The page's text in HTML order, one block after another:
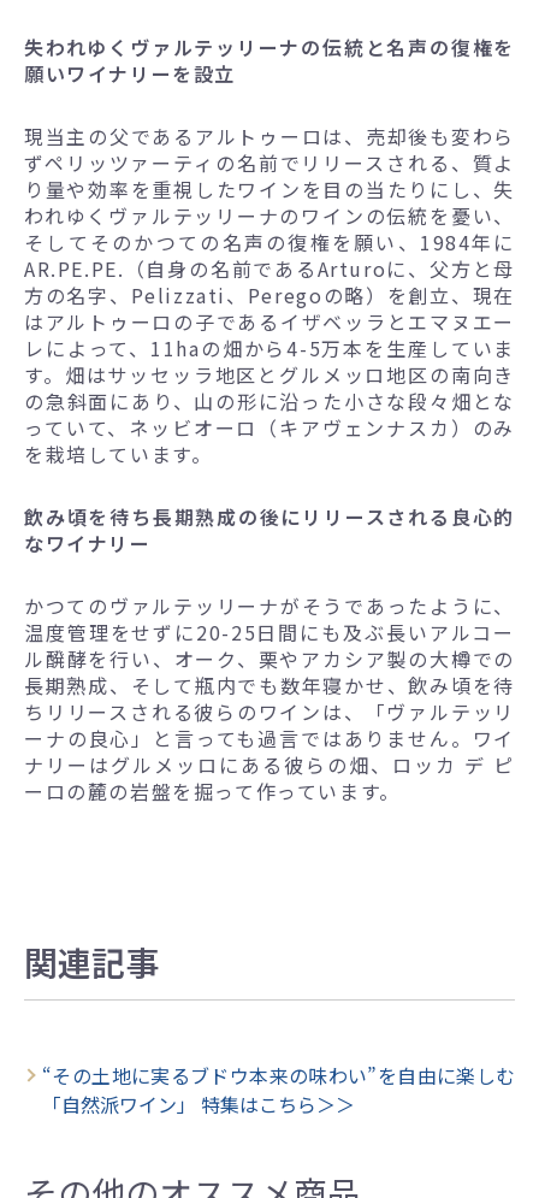
失われゆくヴァルテッリーナの伝統と名声の復権を
願いワイナリーを設立
現当主の父であるアルトゥーロは、売却後も変わら
ずペリッツァーティの名前でリリースされる、質よ
り量や効率を重視したワインを目の当たりにし、失
われゆくヴァルテッリーナのワインの伝統を憂い、
そしてそのかつての名声の復権を願い、1984年に
AR.PE.PE.（自身の名前であるArturoに、父方と母
方の名字、Pelizzati、Peregoの略）を創立、現在
はアルトゥーロの子であるイザベッラとエマヌエー
レによって、11haの畑から4-5万本を生産していま
す。畑はサッセッラ地区とグルメッロ地区の南向き
の急斜面にあり、山の形に沿った小さな段々畑とな
っていて、ネッビオーロ（キアヴェンナスカ）のみ
を栽培しています。
飲み頃を待ち長期熟成の後にリリースされる良心的
なワイナリー
かつてのヴァルテッリーナがそうであったように、
温度管理をせずに20-25日間にも及ぶ長いアルコー
ル醗酵を行い、オーク、栗やアカシア製の大樽での
長期熟成、そして瓶内でも数年寝かせ、飲み頃を待
ちリリースされる彼らのワインは、「ヴァルテッリ
ーナの良心」と言っても過言ではありません。ワイ
ナリーはグルメッロにある彼らの畑、ロッカ デ ピ
ーロの麓の岩盤を掘って作っています。
関連記事
“その土地に実るブドウ本来の味わい”を自由に楽しむ
「自然派ワイン」 特集はこちら＞＞